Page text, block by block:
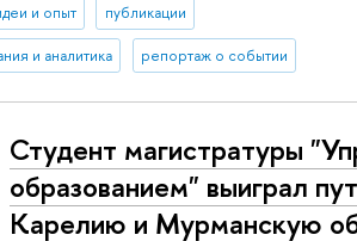
и опыт публикации
и аналитика репортаж о событии
Студент магистратуры
образованием" выиграл
Карелию и Мурманскую